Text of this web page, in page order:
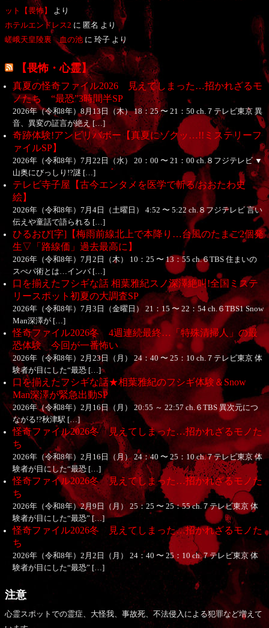
ット【畏怖】
より
ホテルエンドレス2 に 匿名 より
嵯峨天皇陵裏 血の池 に 玲子 より
【畏怖・心霊】
真夏の怪奇ファイル2026 見えてしまった…招かれざるモ
ノたち “最恐”3時間半SP
2026年（令和8年）8月13日（木） 18：25 〜 21：50 ch.７テレビ東京 異
音、異変の証言が絶え […]
奇跡体験!アンビリバボー【真夏にゾクッ…!!ミステリーフ
ァイルSP】
2026年（令和8年）7月22日（水） 20：00 〜 21：00 ch.８フジテレビ ▼
山奥にびっしり!?謎 […]
テレビ寺子屋【古今エンタメを医学で斬る/おおたわ史
絵】
2026年（令和8年）7月4日（土曜日） 4:52 〜 5:22 ch.８フジテレビ 言い
伝えや童話で語られる […]
ひるおび[字]【梅雨前線北上で本降り…台風のたまご2個発
生▽「路線価」過去最高に】
2026年（令和8年）7月2日（木） 10：25 〜 13：55 ch.６TBS 住まいの
スぺパ術とは…インバ […]
口を揃えたフシギな話 相葉雅紀スノ深澤絶叫!全国ミステ
リースポット初夏の大調査SP
2026年（令和8年）7月3日（金曜日） 21：15 〜 22：54 ch.６TBS1 Snow
Man深澤が […]
怪奇ファイル2026冬 4週連続最終…「特殊清掃人」の最
恐体験 今回が一番怖い
2026年（令和8年）2月23日（月） 24：40 〜 25：10 ch.７テレビ東京 体
験者が目にした“最恐 […]
口を揃えたフシギな話★相葉雅紀のフシギ体験＆Snow
Man深澤が緊急出動SP
2026年（令和8年）2月16日（月） 20:55 ～ 22:57 ch.６TBS 異次元につ
ながる!?秋津駅 […]
怪奇ファイル2026冬 見えてしまった…招かれざるモノた
ち
2026年（令和8年）2月16日（月） 24：40 〜 25：10 ch.７テレビ東京 体
験者が目にした“最恐 […]
怪奇ファイル2026冬 見えてしまった…招かれざるモノた
ち
2026年（令和8年）2月9日（月） 25：25 〜 25：55 ch.７テレビ東京 体
験者が目にした“最恐” […]
怪奇ファイル2026冬 見えてしまった…招かれざるモノた
ち
2026年（令和8年）2月2日（月） 24：40 〜 25：10 ch.７テレビ東京 体
験者が目にした“最恐” […]
注意
心霊スポットでの霊症、大怪我、事故死、不法侵入による犯罪など増えて